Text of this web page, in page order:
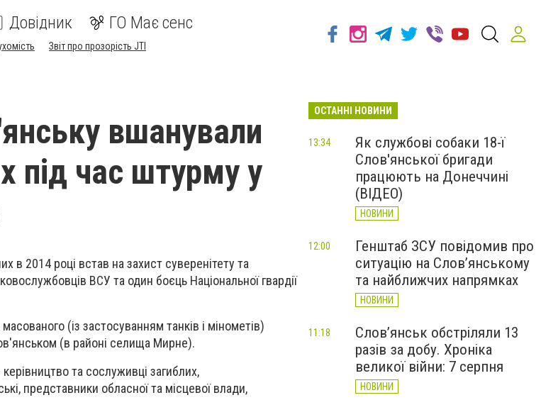
Довідник ГО Має сенс
Звіт про прозорість JTI
вшанували
під час штурму у
в 2014 році встав на захист суверенітету та
ВСУ та один боєць Національної гвардії
(із застосуванням танків і мінометів)
(в районі селища Мирне).
та сослуживці загиблих,
представники обласної та місцевої влади,
ОСТАННІ НОВИНИ
Як службові собаки 18-ї
Слов'янської бригади
працюють на Донеччині
(ВІДЕО)
НОВИНИ
13:34
Генштаб ЗСУ повідомив про
ситуацію на Слов’янському
та найближчих напрямках
НОВИНИ
12:00
Слов’янськ обстріляли 13
разів за добу. Хроніка
великої війни: 7 серпня
НОВИНИ
11:18